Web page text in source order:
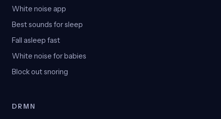
White noise app
Best sounds for sleep
Fall asleep fast
White noise for babies
Block out snoring
DRMN